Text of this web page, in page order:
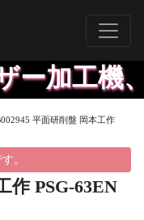
機、
平面研削盤 岡本工作
。
作 PSG-63EN